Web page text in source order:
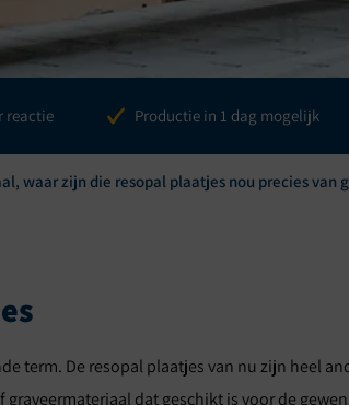
Referenties
reactie Productie in 1 dag mogelijk
waar zijn die resopal plaatjes nou precies van
term. De resopal plaatjes van nu zijn heel
dat geschikt is voor de